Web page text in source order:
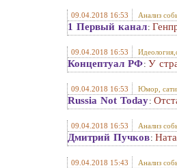
09.04.2018 16:53 Анализ
1 Первый канал:
09.04.2018 16:53
Концептуал РФ: У
09.04.2018 16:53 Юмор,
Russia Not Today:
09.04.2018 16:53 Анализ
Дмитрий Пучков:
09.04.2018 15:43 Анализ